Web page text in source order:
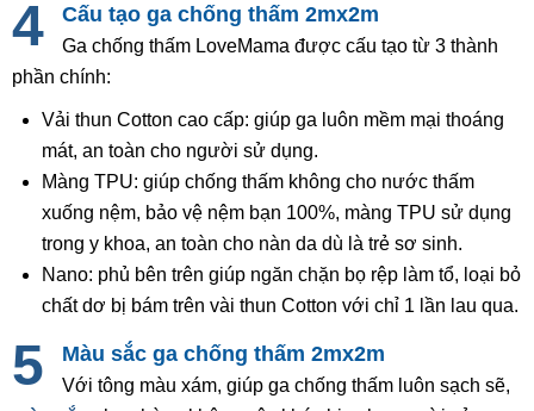
Cấu tạo ga chống thấm 2mx2m
Ga chống thấm LoveMama được cấu tạo từ 3 thành
phần chính:
Vải thun Cotton cao cấp: giúp ga luôn mềm mại thoáng
mát, an toàn cho người sử dụng.
Màng TPU: giúp chống thấm không cho nước thấm
xuống nệm, bảo vệ nệm bạn 100%, màng TPU sử dụng
trong y khoa, an toàn cho nàn da dù là trẻ sơ sinh.
Nano: phủ bên trên giúp ngăn chặn bọ rệp làm tổ, loại bỏ
chất dơ bị bám trên vài thun Cotton với chỉ 1 lần lau qua.
Màu sắc ga chống thấm 2mx2m
Với tông màu xám, giúp ga chống thấm luôn sạch sẽ,